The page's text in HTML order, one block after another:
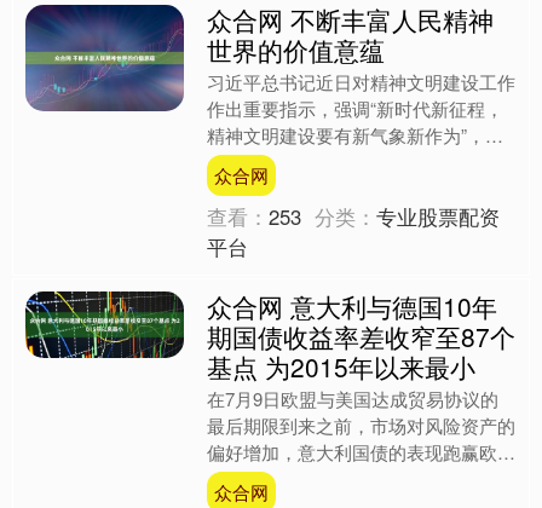
众合网 不断丰富人民精神
世界的价值意蕴
习近平总书记近日对精神文明建设工作
作出重要指示，强调“新时代新征程，
精神文明建设要有新气象新作为”，并
鲜明提出“四个要”，其中之一就是“要更
加注重以文化人、以文....
众合网
查看：253 分类：专业股票配资
平台
众合网 意大利与德国10年
期国债收益率差收窄至87个
基点 为2015年以来最小
在7月9日欧盟与美国达成贸易协议的
最后期限到来之前，市场对风险资产的
偏好增加，意大利国债的表现跑赢欧元
区同类债券。意大利与德国10年期国
众合网